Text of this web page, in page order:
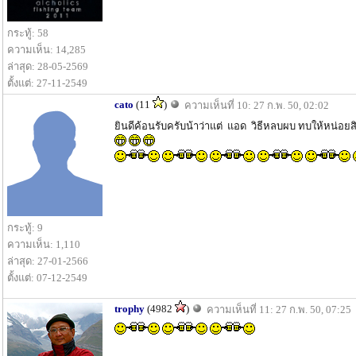
กระทู้: 58
ความเห็น: 14,285
ล่าสุด: 28-05-2569
ตั้งแต่: 27-11-2549
กระทู้: 9
ความเห็น: 1,110
ล่าสุด: 27-01-2566
ตั้งแต่: 07-12-2549
cato (11 )
ความเห็นที่ 10: 27 ก.พ. 50, 02:02
ยินดีค้อนรับครับน้าว่าแต่ แอด วิธีหลบผบ ทบให้หน่อย
trophy (4982 ) ความเห็นที่ 11: 27 ก.พ. 50, 07:25